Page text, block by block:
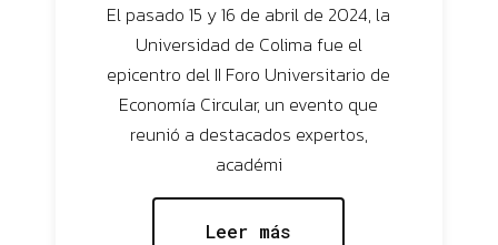
El pasado 15 y 16 de abril de 2024, la
Universidad de Colima fue el
epicentro del II Foro Universitario de
Economía Circular, un evento que
reunió a destacados expertos,
académi
Leer más